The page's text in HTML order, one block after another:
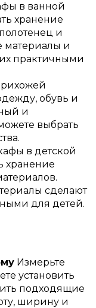
в ванной
хранение
и
материалы и
практичными
обувь и
и
выбрать
в детской
хранение
сделают
для детей.
Измерьте
установить
подходящие
ширину и